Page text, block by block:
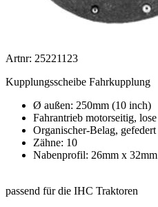
Artnr: 25221123
Kupplungsscheibe Fahrkupplung
Ø außen: 250mm (10 inch)
Fahrantrieb motorseitig, lose
Organischer-Belag, gefedert
Zähne: 10
Nabenprofil: 26mm x 32mm
passend für die IHC Traktoren